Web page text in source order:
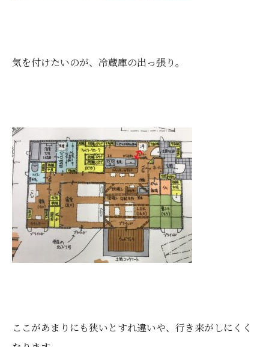
気を付けたいのが、冷蔵庫の出っ張り。
ここがあまりにも狭いとすれ違いや、行き来がしにくく